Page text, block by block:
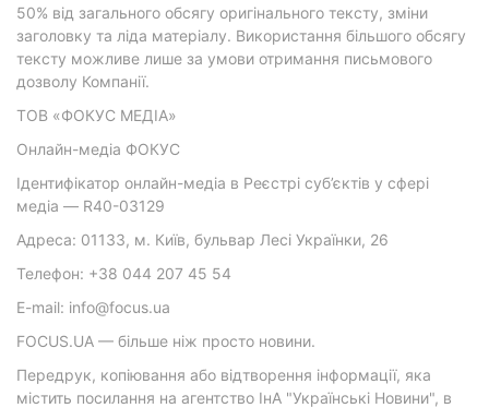
50% від загального обсягу оригінального тексту, зміни
заголовку та ліда матеріалу. Використання більшого обсягу
тексту можливе лише за умови отримання письмового
дозволу Компанії.
ТОВ «ФОКУС МЕДІА»
Онлайн-медіа ФОКУС
Ідентифікатор онлайн-медіа в Реєстрі суб’єктів у сфері
медіа — R40-03129
Адреса: 01133, м. Київ, бульвар Лесі Українки, 26
Телефон: +38 044 207 45 54
E-mail: info@focus.ua
FOCUS.UA — більше ніж просто новини.
Передрук, копіювання або відтворення інформації, яка
містить посилання на агентство ІнА "Українські Новини", в